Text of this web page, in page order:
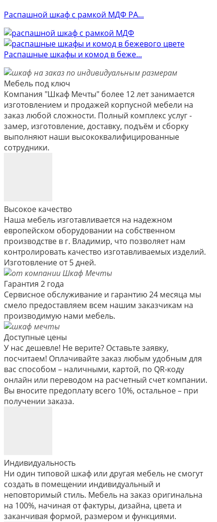
Распашной шкаф с рамкой МДФ РА...
Распашные шкафы и комод в беже...
Мебель под ключ
Компания "Шкаф Мечты" более 12 лет занимается
изготовлением и продажей корпусной мебели на
заказ любой сложности. Полный комплекс услуг -
замер, изготовление, доставку, подъём и сборку
выполняют наши высококвалифицированные
сотрудники.
Высокое качество
Наша мебель изготавливается на надежном
европейском оборудовании на собственном
производстве в г. Владимир, что позволяет нам
контролировать качество изготавливаемых изделий.
Изготовление от 5 дней.
Гарантия 2 года
Сервисное обслуживание и гарантию 24 месяца мы
смело предоставляем всем нашим заказчикам на
производимую нами мебель.
Доступные цены
У нас дешевле! Не верите? Оставьте заявку,
посчитаем! Оплачивайте заказ любым удобным для
вас способом – наличными, картой, по QR-коду
онлайн или переводом на расчетный счет компании.
Вы вносите предоплату всего 10%, остальное – при
получении заказа.
Индивидуальность
Ни один типовой шкаф или другая мебель не смогут
создать в помещении индивидуальный и
неповторимый стиль. Мебель на заказ оригинальна
на 100%, начиная от фактуры, дизайна, цвета и
заканчивая формой, размером и функциями.